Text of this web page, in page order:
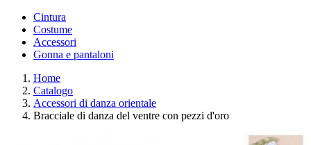
Cintura
Costume
Accessori
Gonna e pantaloni
Home
Catalogo
Accessori di danza orientale
Bracciale di danza del ventre con pezzi d'oro